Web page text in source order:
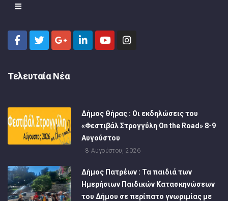
Τελευταία Νέα
Δήμος Θήρας : Οι εκδηλώσεις του
«Φεστιβάλ Στρογγύλη On the Road» 8-9
Αυγούστου
8 Αυγούστου, 2026
Δήμος Πατρέων : Τα παιδιά των
Ημερήσιων Παιδικών Κατασκηνώσεων
του Δήμου σε περίπατο γνωριμίας με